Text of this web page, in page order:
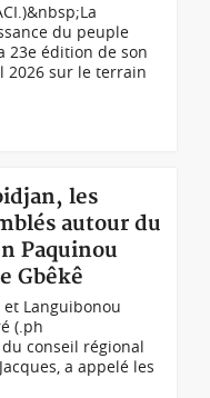
du peuple
23e édition de son
2026 sur le terrain
les
autour du
Paquinou
Gbêkê
Languibonou
(.ph
conseil régional
a appelé les